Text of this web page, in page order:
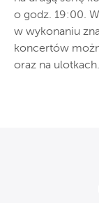
o godz. 19:00.
w wykonaniu
koncertów
oraz na